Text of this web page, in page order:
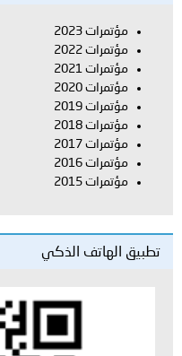
مؤتمرات 2023
مؤتمرات 2022
مؤتمرات 2021
مؤتمرات 2020
مؤتمرات 2019
مؤتمرات 2018
مؤتمرات 2017
مؤتمرات 2016
مؤتمرات 2015
تطبيق الهاتف الذكي